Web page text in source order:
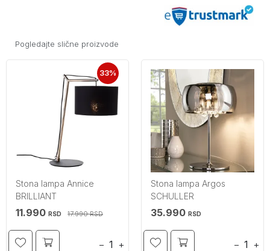
Pogledajte slične proizvode
33%
Stona lampa Annice
BRILLIANT
11.990 RSD 17.990RSD
− +
Stona lampa Argos
SCHULLER
35.990 RSD
− +